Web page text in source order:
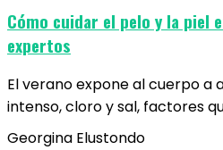
Cómo cuidar el pelo y la piel
expertos
El verano expone al cuerpo a
intenso, cloro y sal, factores
Georgina Elustondo